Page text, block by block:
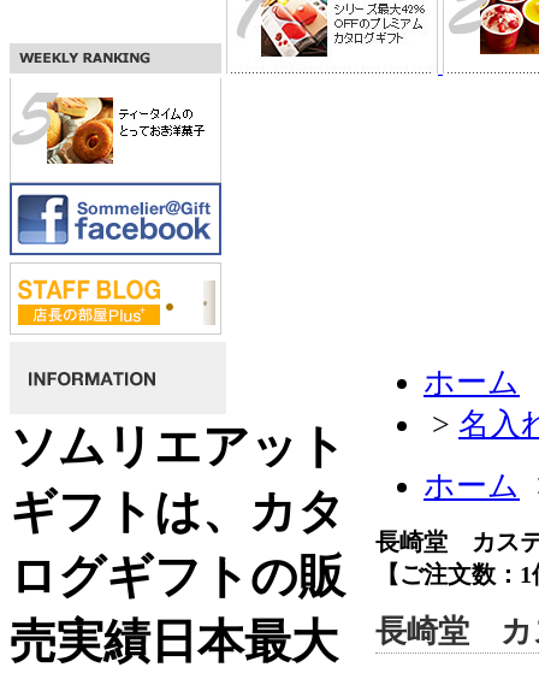
ホーム
> 名入
ホーム
長崎堂 カス
【ご注文数：
長崎堂 カ
ソムリエアット
ギフトは、カタ
ログギフトの販
売実績日本最大